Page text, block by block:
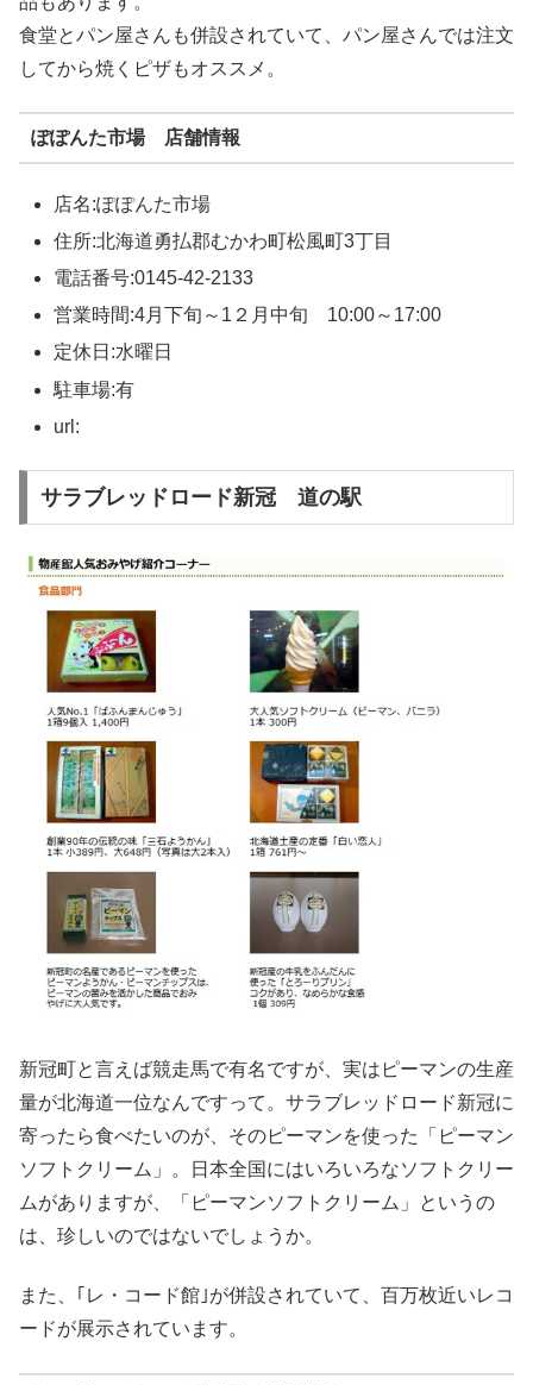
食堂とパン屋さんも併設されていて、パン屋さんでは注文
してから焼くピザもオススメ。
ぽぽんた市場 店舗情報
店名:ぽぽんた市場
住所:北海道勇払郡むかわ町松風町3丁目
電話番号:0145-42-2133
営業時間:4月下旬～1２月中旬 10:00～17:00
定休日:水曜日
駐車場:有
url:
サラブレッドロード新冠 道の駅
新冠町と言えば競走馬で有名ですが、実はピーマンの生産
量が北海道一位なんですって。サラブレッドロード新冠に
寄ったら食べたいのが、そのピーマンを使った「ピーマン
ソフトクリーム」。日本全国にはいろいろなソフトクリー
ムがありますが、「ピーマンソフトクリーム」というの
は、珍しいのではないでしょうか。
また、｢レ・コード館｣が併設されていて、百万枚近いレコ
ードが展示されています。